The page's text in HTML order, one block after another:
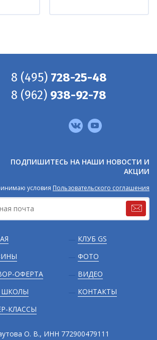
ОФЕРТА
КЛАССЫ
КЛУБ GS
ФОТО
ВИДЕО
КОНТАКТЫ
ПОДПИШИТЕСЬ НА НАШИ НОВОСТИ И
АКЦИИ
условия Пользовательского соглашения
8 (495) 728-25-48
8 (962) 938-92-78
О. В., ИНН 772900479111